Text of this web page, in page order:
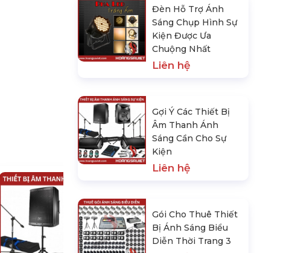
Đèn Hỗ Trợ Ánh
Sáng Chụp Hình Sự
Kiện Được Ưa
Chuộng Nhất
Liên hệ
Gợi Ý Các Thiết Bị
Âm Thanh Ánh
Sáng Cần Cho Sự
Kiện
Liên hệ
Gói Cho Thuê Thiết
Bị Ánh Sáng Biểu
Diễn Thời Trang 3